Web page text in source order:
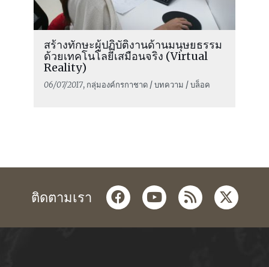
สร้างทักษะผู้ปฏิบัติงานด้านมนุษยธรรม
ด้วยเทคโนโลยีเสมือนจริง (Virtual
Reality)
06/07/2017, กลุ่มองค์กรกาชาด / บทความ / บล็อค
ติดตามเรา facebookyoutube
rss twitter